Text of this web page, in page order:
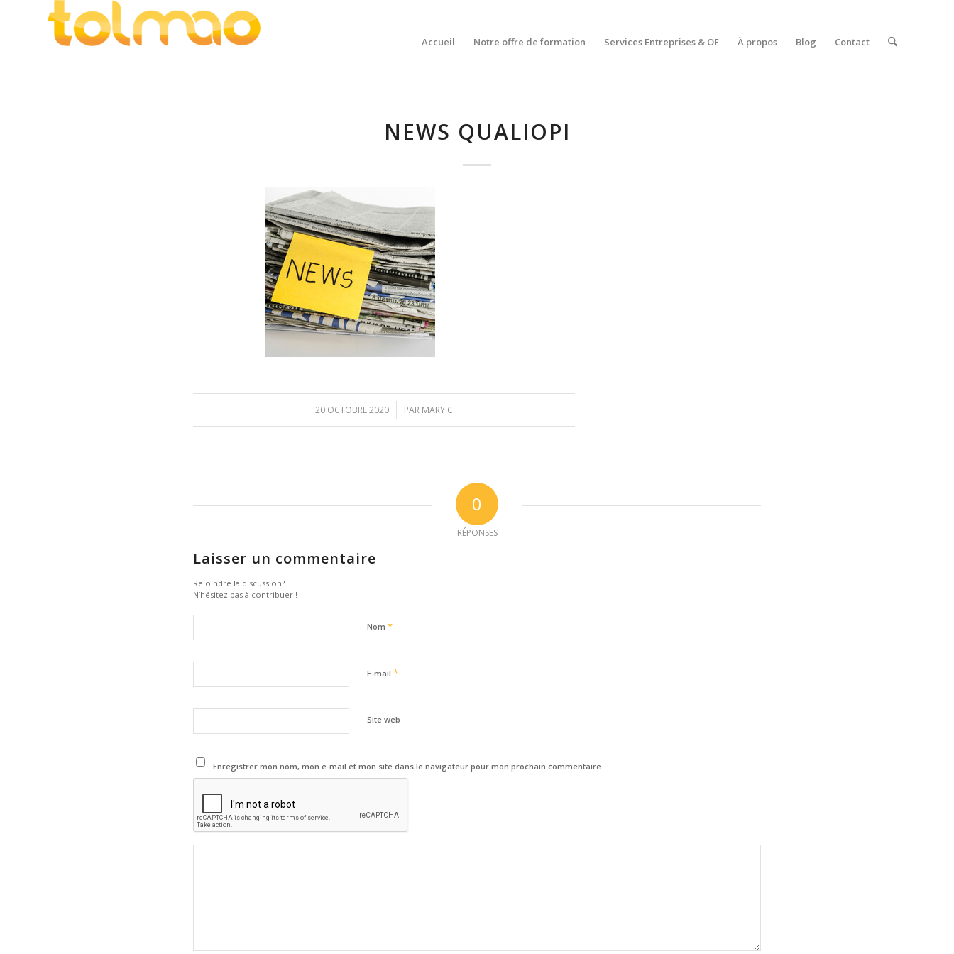
Accueil Notre offre de formation Services Entreprises & OF À propos Blog Contact
NEWS QUALIOPI
20 OCTOBRE 2020
/ PAR MARY C
0
RÉPONSES
Laisser un commentaire
Rejoindre la discussion?
N’hésitez pas à contribuer !
Nom *
E-mail *
Site web
Enregistrer mon nom, mon e-mail et mon site dans le navigateur pour mon prochain commentaire.